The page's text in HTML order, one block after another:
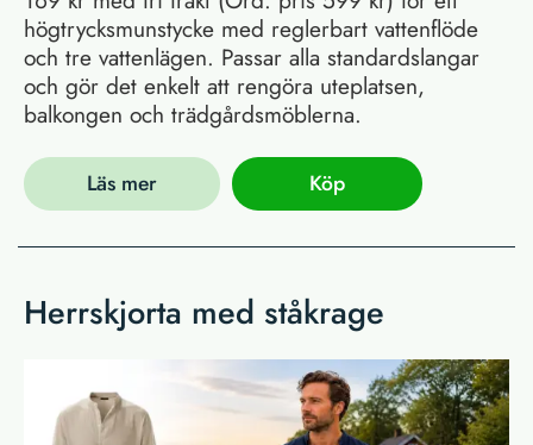
högtrycksmunstycke med reglerbart vattenflöde
och tre vattenlägen. Passar alla standardslangar
och gör det enkelt att rengöra uteplatsen,
balkongen och trädgårdsmöblerna.
Läs mer Köp
Herrskjorta med ståkrage